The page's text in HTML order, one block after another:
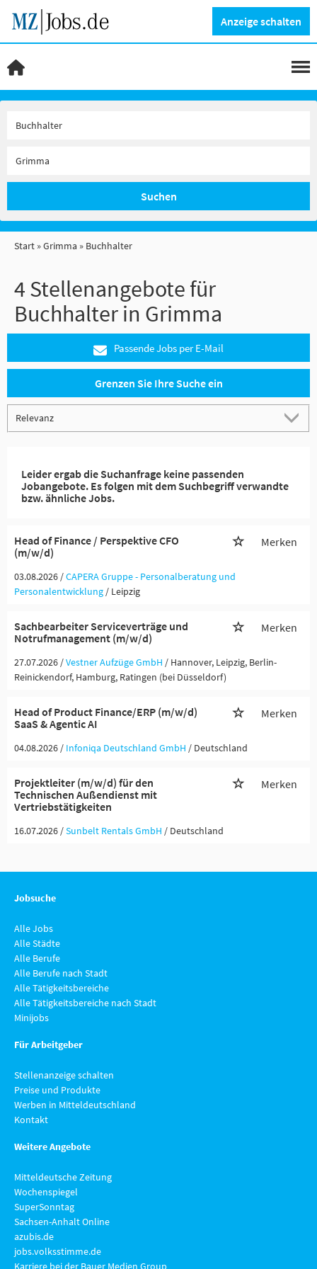
Anzeige schalten
Suchen
Start Grimma Buchhalter
4 Stellenangebote für
Buchhalter in Grimma
Passende Jobs per E-Mail
Grenzen Sie Ihre Suche ein
Leider ergab die Suchanfrage keine passenden
Jobangebote. Es folgen mit dem Suchbegriff verwandte
bzw. ähnliche Jobs.
Head of Finance / Perspektive CFO
(m/w/d)
Merken
03.08.2026 /CAPERA Gruppe - Personalberatung und
Personalentwicklung / Leipzig
Sachbearbeiter Serviceverträge und
Notrufmanagement (m/w/d)
Merken
27.07.2026 /Vestner Aufzüge GmbH / Hannover, Leipzig, Berlin-
Reinickendorf, Hamburg, Ratingen (bei Düsseldorf)
Head of Product Finance/ERP (m/w/d)
SaaS & Agentic AI
Merken
04.08.2026 / Infoniqa Deutschland GmbH / Deutschland
Projektleiter (m/w/d) für den
Technischen Außendienst mit
Vertriebstätigkeiten
Merken
16.07.2026 /Sunbelt Rentals GmbH / Deutschland
Jobsuche
Alle Jobs
Alle Städte
Alle Berufe
Alle Berufe nach Stadt
Alle Tätigkeitsbereiche
Alle Tätigkeitsbereiche nach Stadt
Minijobs
Für Arbeitgeber
Stellenanzeige schalten
Preise und Produkte
Werben in Mitteldeutschland
Kontakt
Weitere Angebote
Mitteldeutsche Zeitung
Wochenspiegel
SuperSonntag
Sachsen-Anhalt Online
azubis.de
jobs.volksstimme.de
Karriere bei der Bauer Medien Group